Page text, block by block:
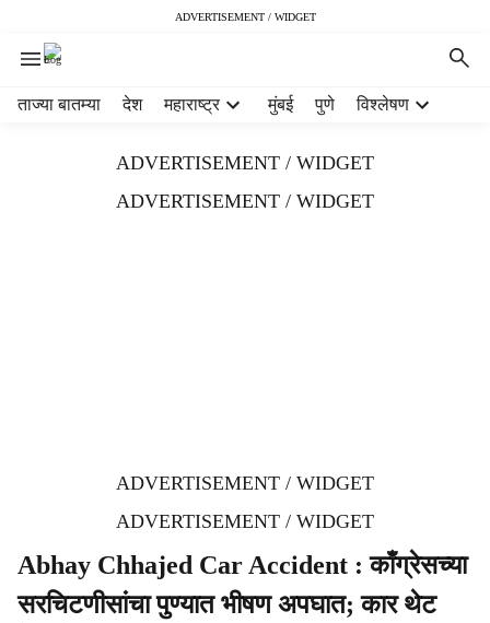
ADVERTISEMENT / WIDGET
ताज्या बातम्या देश महाराष्ट्र मुंबई पुणे विश्लेषण
ADVERTISEMENT / WIDGET
ADVERTISEMENT / WIDGET
ADVERTISEMENT / WIDGET
ADVERTISEMENT / WIDGET
Abhay Chhajed Car Accident : काँग्रेसच्या
सरचिटणीसांचा पुण्यात भीषण अपघात; कार थेट